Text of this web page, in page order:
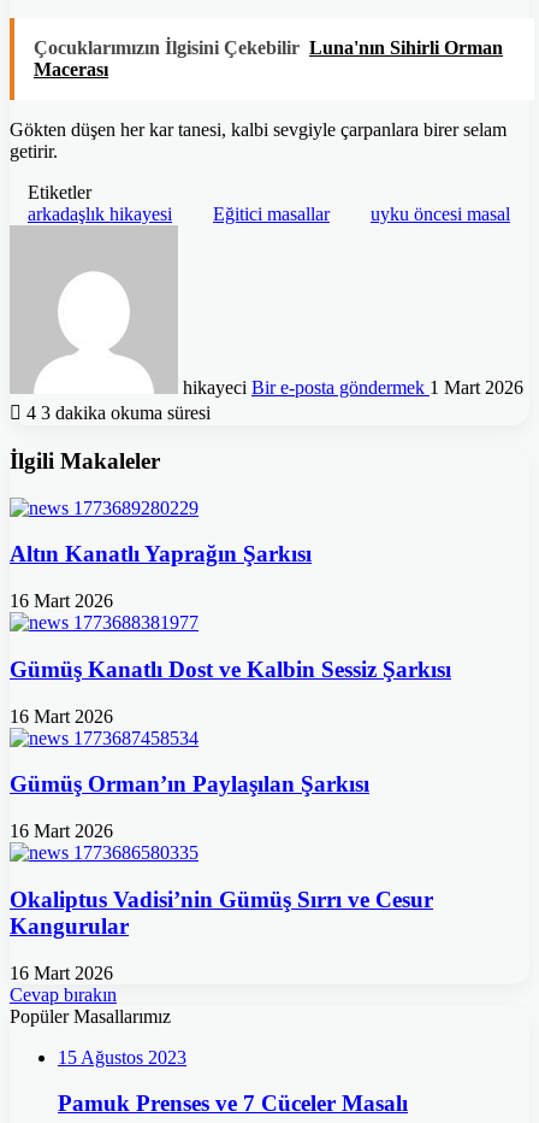
Çocuklarımızın İlgisini Çekebilir Luna'nın Sihirli Orman
Macerası
Gökten düşen her kar tanesi, kalbi sevgiyle çarpanlara birer selam
getirir.
Etiketler
arkadaşlık hikayesi
Eğitici masallar uyku öncesi masal
hikayeci Bir e-posta göndermek 1 Mart 2026
4 3 dakika okuma süresi
İlgili Makaleler
Altın Kanatlı Yaprağın Şarkısı
16 Mart 2026
Gümüş Kanatlı Dost ve Kalbin Sessiz Şarkısı
16 Mart 2026
Gümüş Orman’ın Paylaşılan Şarkısı
16 Mart 2026
Okaliptus Vadisi’nin Gümüş Sırrı ve Cesur
Kangurular
16 Mart 2026
Cevap bırakın
Popüler Masallarımız
15 Ağustos 2023
Pamuk Prenses ve 7 Cüceler Masalı